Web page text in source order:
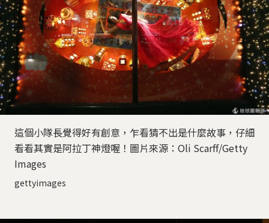
這個小隊長覺得好有創意，乍看猜不出是什麼故事，仔細
看看其實是阿拉丁神燈喔！圖片來源：Oli Scarff/Getty
Images
gettyimages